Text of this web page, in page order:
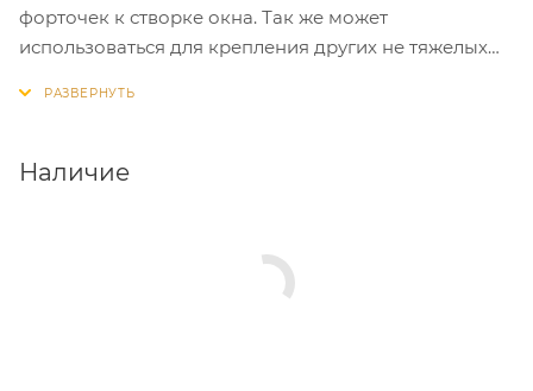
форточек к створке окна. Так же может
использоваться для крепления других не тяжелых
Наличие